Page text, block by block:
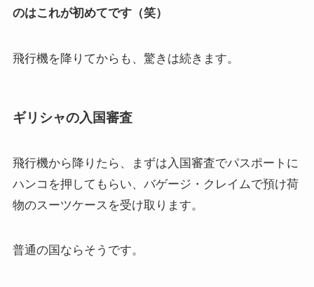
のはこれが初めてです（笑）
飛行機を降りてからも、驚きは続きます。
ギリシャの入国審査
飛行機から降りたら、まずは入国審査でパスポートに
ハンコを押してもらい、バゲージ・クレイムで預け荷
物のスーツケースを受け取ります。
普通の国ならそうです。